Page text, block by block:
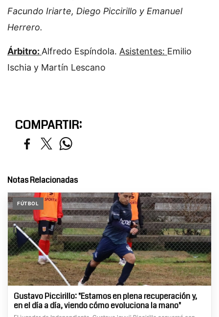
Facundo Iriarte, Diego Piccirillo y Emanuel
Herrero.
Árbitro: Alfredo Espíndola. Asistentes: Emilio
Ischia y Martín Lescano
COMPARTIR:
Notas Relacionadas
FÚTBOL
Gustavo Piccirillo: "Estamos en plena recuperación y,
en el día a día, viendo cómo evoluciona la mano"